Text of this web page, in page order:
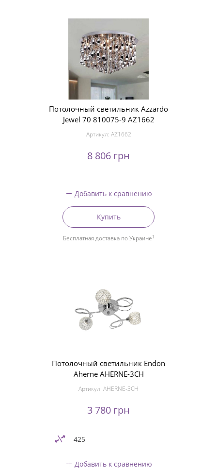
Потолочный светильник Azzardo
Jewel 70 810075-9 AZ1662
Артикул: AZ1662
8 806 грн
Добавить к сравнению
Купить
Бесплатная доставка по Украине1
Потолочный светильник Endon
Aherne AHERNE-3CH
Артикул: AHERNE-3CH
3 780 грн
425
Добавить к сравнению